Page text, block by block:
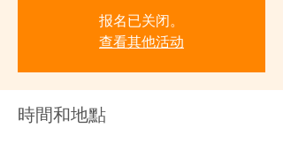
报名已关闭。
查看其他活动
時間和地點